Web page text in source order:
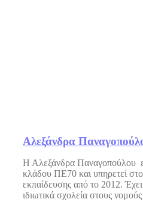
Αλεξάνδρα
Η Αλεξάνδρα Παναγοπούλου
κλάδου ΠΕ70 και υπηρετεί
εκπαίδευσης από το 2012.
ιδιωτικά σχολεία στους